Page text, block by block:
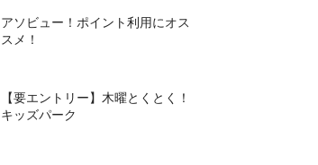
アソビュー！ポイント利用にオス
スメ！
【要エントリー】木曜とくとく！
キッズパーク